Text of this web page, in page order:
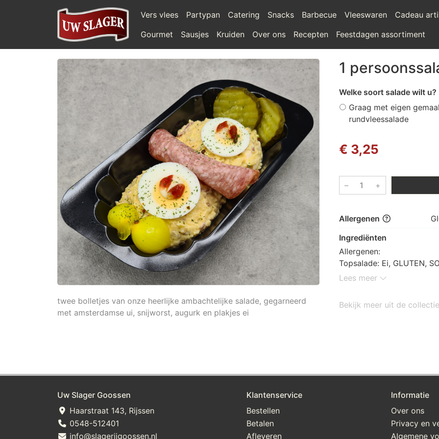
Vers vlees Partypan Catering Snacks Barbecue Vleeswaren Cadeau
Gourmet
Sausjes Kruiden Over ons Recepten Feestdagen assortiment
twee bolletjes van onze heerlijke ambachtelijke salade, gegarneerd
met amsterdamse ui, snijworst, augurk en plakjes ei
1
Welke soort salade wilt u?
Graag met eigen
rundvleessalade
€ 3,25
– +
Allergenen
Ingrediënten
Allergenen:
Topsalade: Ei, GLUTEN,
Eigen gemaakt
Lees meer
Bekijk meer uit de
Uw Slager Goossen
Haarstraat 143, Rijssen
0548-512401
info@slagerijgoossen.nl
Klantenservice
Bestellen
Betalen
Afleveren
Informatie
Over ons
Privacy en
Algemene